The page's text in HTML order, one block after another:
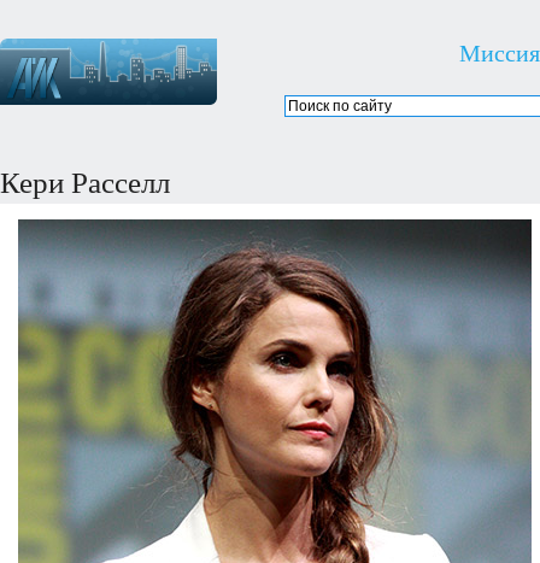
Миссия
Кери Расселл